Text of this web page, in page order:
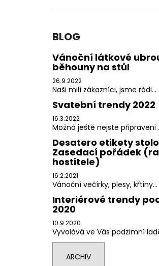
BLOG
Vánoční látkové
běhouny na stůl
26.9.2022
Naši milí zákazníci, jsme rádi...
Svatební trendy 2022
16.3.2022
Možná ještě nejste připraveni
Desatero etikety
Zasedací pořádek
hostitele)
16.2.2021
Vánoční večírky, plesy, křtiny...
Interiérové trendy
2020
10.9.2020
Vyvolává ve Vás podzimní
ARCHIV